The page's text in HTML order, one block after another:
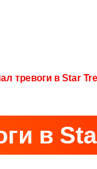
тревоги в Star
в